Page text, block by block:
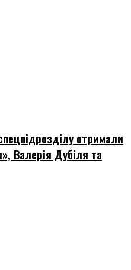
отримали
Валерія Дубіля та